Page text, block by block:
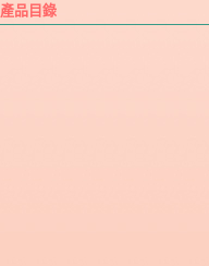
產品目錄